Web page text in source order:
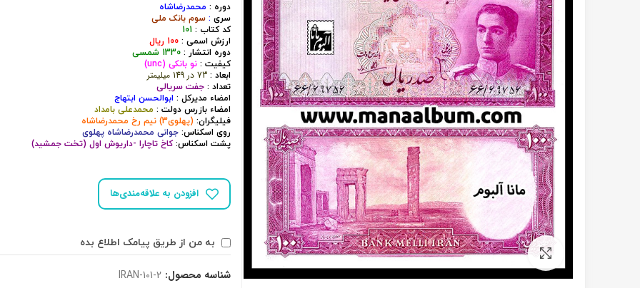
برای بزرگنمایی کلیک کنید
دوره : محمدرضاشاه
سری: سوم بانک ملی
کد کتاب : 101
ارزش اسمی : 100 ریال
دوره انتشار : 1330 شمسی
کیفیت : نو بانکی (unc)
ابعاد : 73 در 149 میلیمتر
تعداد : جفت سریالی
امضاء مدیرکل : ابوالحسن ابتهاج
امضاء بازرس دولت :محمدعلی بامداد
فیلیگران: (پهلوی3) نیم رخ محمدرضاشاه
روی اسکناس:جوانی محمدرضاشاه پهلوی
پشت اسکناس:کاخ تاچارا -داریوش اول (تخت جمشید)
افزودن به علاقه‌مندی‌ها
به من از طریق پیامک اطلاع بده
شناسه محصول: IRAN-101-2